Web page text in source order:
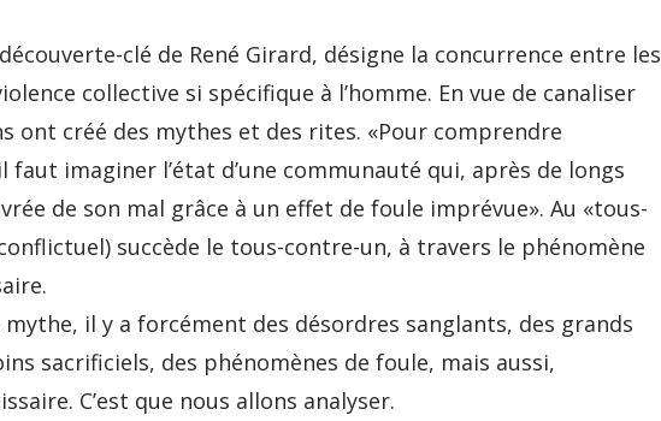
clé de René Girard, désigne la concurrence entre les
collective si spécifique à l’homme. En vue de canaliser
ont créé des mythes et des rites. «Pour comprendre
imaginer l’état d’une communauté qui, après de longs
de son mal grâce à un effet de foule imprévue». Au «tous-
succède le tous-contre-un, à travers le phénomène
il y a forcément des désordres sanglants, des grands
sacrificiels, des phénomènes de foule, mais aussi,
C’est que nous allons analyser.